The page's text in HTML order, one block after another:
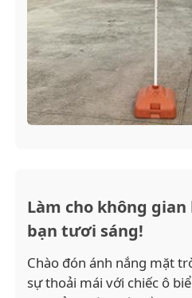
Tất cả các trường hợp
Yêu cầu báo giá
ô golf
Ô dù nhỏ gọn
ô quảng cáo
Làm cho không gian
bạn tươi sáng!
Chào đón ánh nắng mặt
sự thoải mái với chiếc ô